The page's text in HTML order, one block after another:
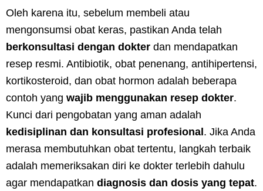
Oleh karena itu, sebelum membeli atau
mengonsumsi obat keras, pastikan Anda telah
berkonsultasi dengan dokter dan mendapatkan
resep resmi. Antibiotik, obat penenang, antihipertensi,
kortikosteroid, dan obat hormon adalah beberapa
contoh yang wajib menggunakan resep dokter.
Kunci dari pengobatan yang aman adalah
kedisiplinan dan konsultasi profesional . Jika Anda
merasa membutuhkan obat tertentu, langkah terbaik
adalah memeriksakan diri ke dokter terlebih dahulu
agar mendapatkan diagnosis dan dosis yang tepat.